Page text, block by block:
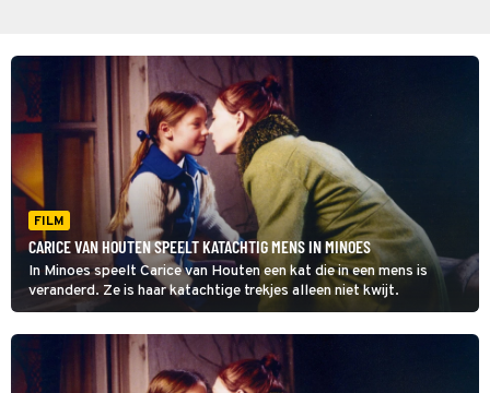
FILM
CARICE VAN HOUTEN SPEELT KATACHTIG MENS IN MINOES
In Minoes speelt Carice van Houten een kat die in een mens is
veranderd. Ze is haar katachtige trekjes alleen niet kwijt.